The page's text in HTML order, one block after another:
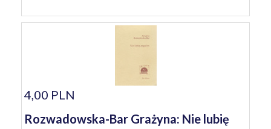
4,00 PLN
Rozwadowska-Bar Grażyna: Nie lubię